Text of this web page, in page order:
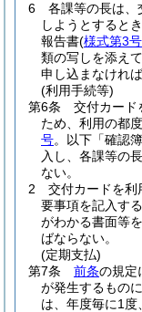
6
各課等の長は、
しようとすると
報告書(様式第3号
類の写しを添え
申し込まなければ
(利用手続等)
第6条
交付カード
ため、利用の都
号。以下「確認
入し、各課等の
ない。
2
交付カードを利
要事項を記入す
がわかる書面等
ばならない。
(定期支払)
第7条
前条の規定
が発生するもの
は、年度毎に1